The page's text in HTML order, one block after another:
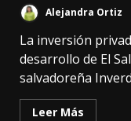
Alejandra Ortiz
La inversión
desarrollo de El
salvadoreña
Leer Más